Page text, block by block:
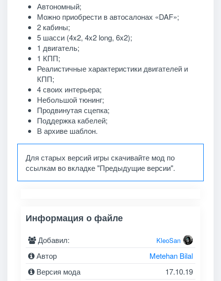
Автономный;
Можно приобрести в автосалонах «DAF»;
2 кабины;
5 шасси (4x2, 4x2 long, 6x2);
1 двигатель;
1 КПП;
Реалистичные характеристики двигателей и
КПП;
4 своих интерьера;
Небольшой тюнинг;
Продвинутая сцепка;
Поддержка кабелей;
В архиве шаблон.
Для старых версий игры скачивайте мод по
ссылкам во вкладке "Предыдущие версии".
Информация о файле
Добавил: KleoSan
Автор
Metehan Bilal
Версия мода
17.10.19